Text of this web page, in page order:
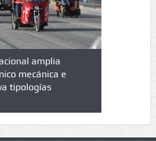
amplia
mecánica e
tipologías
cuáles